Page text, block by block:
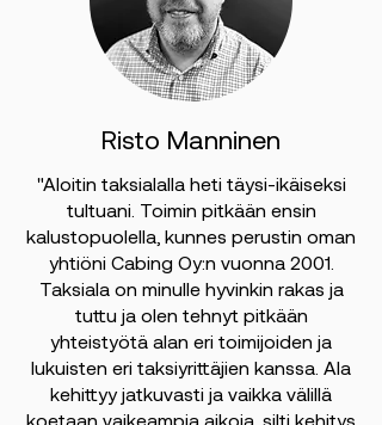
Risto Manninen
"Aloitin taksialalla heti täysi-ikäiseksi
tultuani. Toimin pitkään ensin
kalustopuolella, kunnes perustin oman
yhtiöni Cabing Oy:n vuonna 2001.
Taksiala on minulle hyvinkin rakas ja
tuttu ja olen tehnyt pitkään
yhteistyötä alan eri toimijoiden ja
lukuisten eri taksiyrittäjien kanssa. Ala
kehittyy jatkuvasti ja vaikka välillä